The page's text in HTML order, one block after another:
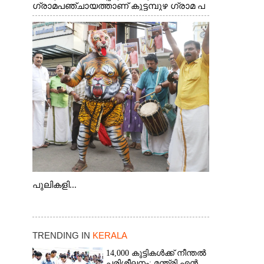
ഗ്രാമപഞ്ചായത്താണ് കുട്ടമ്പുഴ ഗ്രാമ പ
ഞ്ചായത്ത്. ആദിവാസി ഊരുകളായ
വെള്ളാരംകുത്ത്, കത്തിപ്പാറ, ഉറിയംപെട്ടി,
തേക്കല്ല്, വെട്ടിക്കല്ല്, മഞ്ചപ്പാറ എന്നീ
ആറു സ്ഥലങ്ങളിലേക്കുള്ള പ്രധാന
സഞ്ചാര മാർഗമാണ് ഈ കാണുന്ന
കടത്ത് വള്ളം
പുലികളി...
TRENDING IN KERALA
14,000 കുട്ടികൾക്ക് നീന്തൽ